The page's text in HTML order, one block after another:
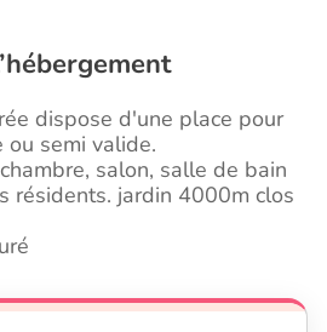
dispose d'une place pour
ou semi valide.
salon, salle de bain
résidents. jardin 4000m clos